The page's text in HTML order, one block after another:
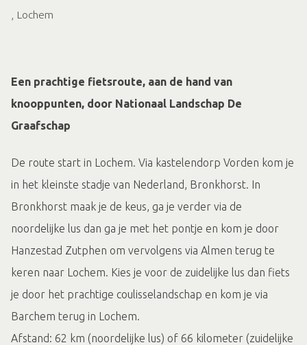
, Lochem
Een prachtige fietsroute, aan de hand van
knooppunten, door Nationaal Landschap De
Graafschap
De route start in Lochem. Via kastelendorp Vorden kom je
in het kleinste stadje van Nederland, Bronkhorst. In
Bronkhorst maak je de keus, ga je verder via de
noordelijke lus dan ga je met het pontje en kom je door
Hanzestad Zutphen om vervolgens via Almen terug te
keren naar Lochem. Kies je voor de zuidelijke lus dan fiets
je door het prachtige coulisselandschap en kom je via
Barchem terug in Lochem.
Afstand: 62 km (noordelijke lus) of 66 kilometer (zuidelijke